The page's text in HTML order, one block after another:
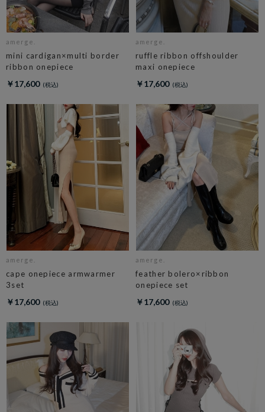
amerge.
mini cardigan×multi border
ribbon onepiece
￥17,600
amerge.
ruffle ribbon offshoulder
maxi onepiece
￥17,600
amerge.
cape onepiece armwarmer
3set
￥17,600
amerge.
feather bolero×ribbon
onepiece set
￥17,600